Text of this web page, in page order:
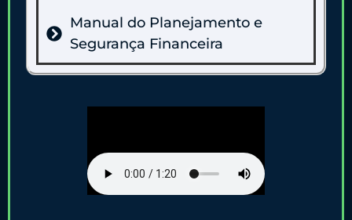
Manual do Planejamento e
Segurança Financeira